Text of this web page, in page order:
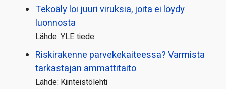
Tekoäly loi juuri viruksia, joita ei löydy
luonnosta
Lähde: YLE tiede
Riskirakenne parvekekaiteessa? Varmista
tarkastajan ammattitaito
Lähde: Kiinteistölehti